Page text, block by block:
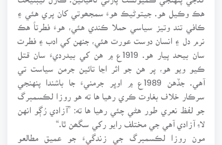
هڪ وڪيل هو. جيتوڻيڪ هوءَ سمجھوتي کان پري هئي ۽
ڪافي تند وتيز سياسي حملا ڪندي هئي، هوءَ فطرتاً هڪ
نرم دل ۽ انسان دوست عورت هئي، جنهن کي ادب ۽ فطرت
سان بيحد پيار هو. 1919ع ۾ هن کي بيدرديءَ سان قتل
ڪيو ويو هو، پر هن جو اثر اڃا تائين جرمن سياست تي
آهي. جڏهن 1989ع ۾ اوڀر جرمنيءَ جا باشندا پنهنجي
سرڪار خلاف بغاوت ڪري رهيا ها ته هو روزا لڪسمبرگ
جو لفظ نعري طور هڻي چئي رهيا ها ته: ”آزادي رُڳو انهن
لاءِ آزادي آهي جي مختلف رايو رکي سگھن ٿا.“
مون روزا لڪسمبرگ جي زندگيءَ جو عميق مطالعو